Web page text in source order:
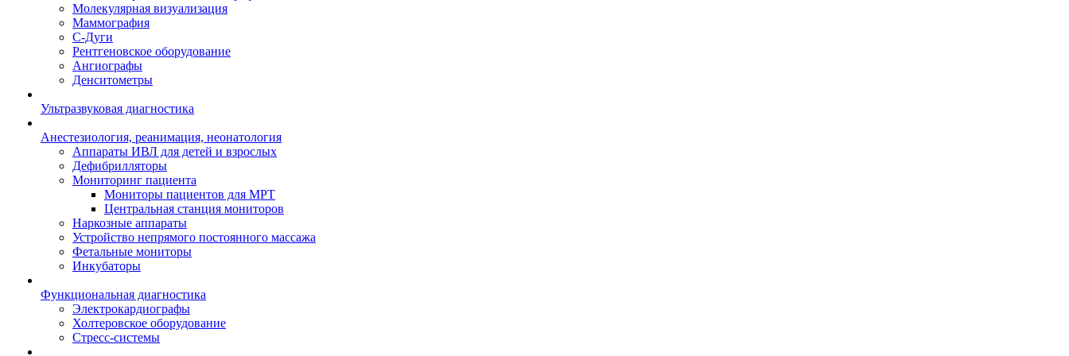
Молекулярная визуализация
Маммография
С-Дуги
Рентгеновское оборудование
Ангиографы
Денситометры
Ультразвуковая диагностика
Анестезиология, реанимация, неонатология
Аппараты ИВЛ для детей и взрослых
Дефибрилляторы
Мониторинг пациента
Мониторы пациентов для МРТ
Центральная станция мониторов
Наркозные аппараты
Устройство непрямого постоянного массажа
Фетальные мониторы
Инкубаторы
Функциональная диагностика
Электрокардиографы
Холтеровское оборудование
Стресс-системы